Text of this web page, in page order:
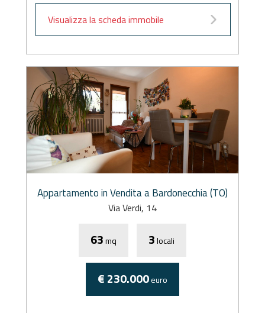
Visualizza la scheda immobile
Appartamento in Vendita a Bardonecchia (TO)
Via Verdi, 14
63mq 3locali
€ 230.000euro